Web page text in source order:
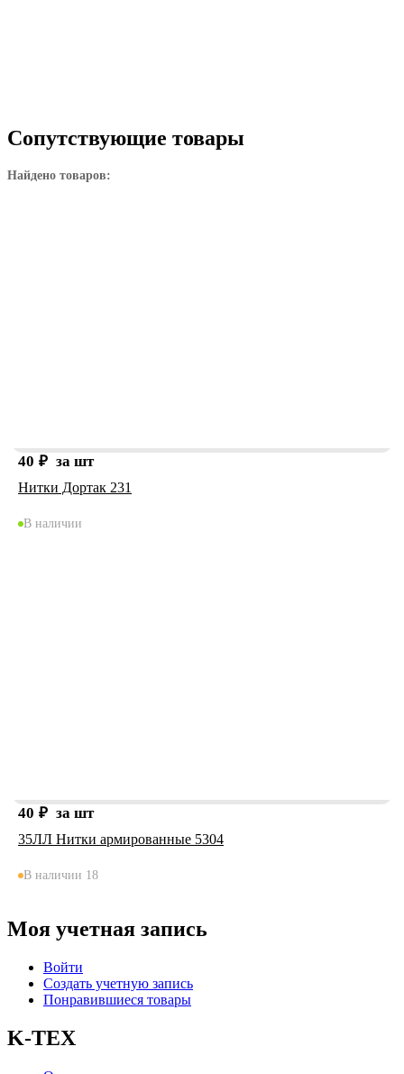
Сопутствующие товары
Найдено товаров:
40 ₽ за шт
Нитки Дортак 231
В наличии
40 ₽ за шт
35ЛЛ Нитки армированные 5304
В наличии 18
Моя учетная запись
Войти
Создать учетную запись
Понравившиеся товары
K-TEX